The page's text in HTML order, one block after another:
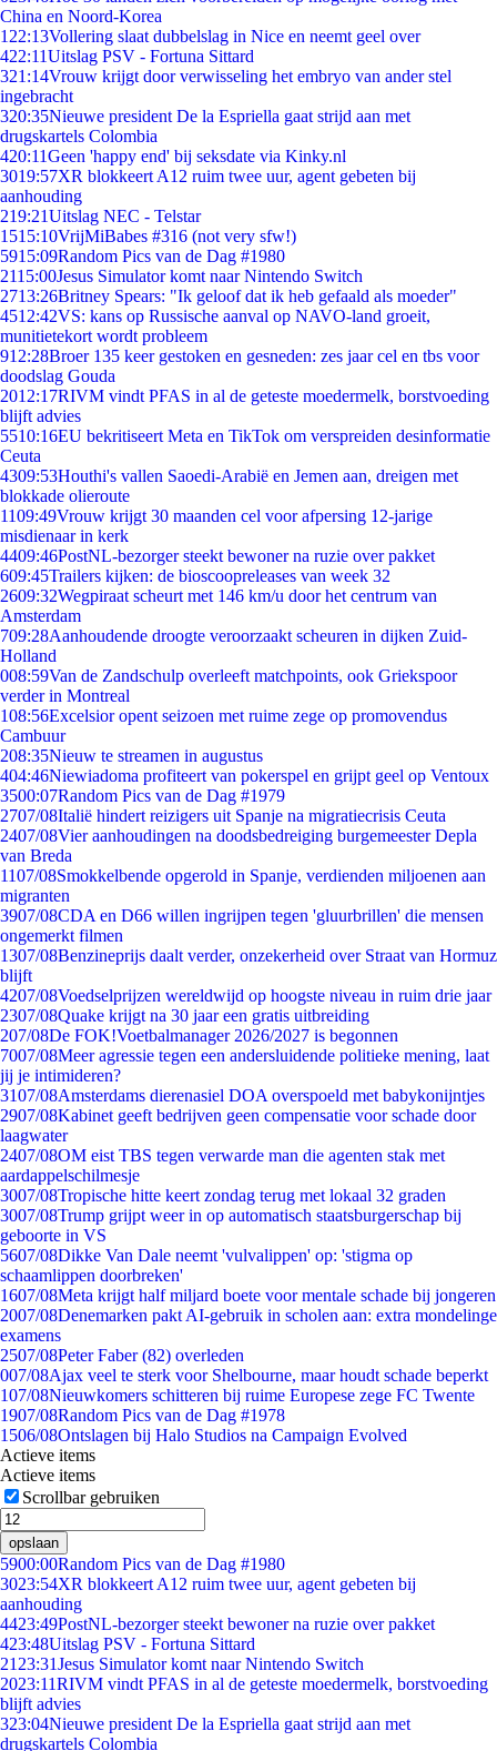
China en Noord-Korea
1 22:13Vollering slaat dubbelslag in Nice en neemt geel over
422:11Uitslag PSV - Fortuna Sittard
321:14Vrouw krijgt door verwisseling het embryo van ander stel
ingebracht
320:35Nieuwe president De la Espriella gaat strijd aan met
drugskartels Colombia
420:11Geen 'happy end' bij seksdate via Kinky.nl
3019:57XR blokkeert A12 ruim twee uur, agent gebeten bij
aanhouding
219:21Uitslag NEC - Telstar
1515:10VrijMiBabes #316 (not very sfw!)
5915:09Random Pics van de Dag #1980
2115:00Jesus Simulator komt naar Nintendo Switch
2713:26Britney Spears: "Ik geloof dat ik heb gefaald als moeder"
4512:42VS: kans op Russische aanval op NAVO-land groeit,
munitietekort wordt probleem
912:28Broer 135 keer gestoken en gesneden: zes jaar cel en tbs voor
doodslag Gouda
2012:17RIVM vindt PFAS in al de geteste moedermelk, borstvoeding
blijft advies
5510:16EU bekritiseert Meta en TikTok om verspreiden desinformatie
Ceuta
4309:53Houthi's vallen Saoedi-Arabië en Jemen aan, dreigen met
blokkade olieroute
1109:49Vrouw krijgt 30 maanden cel voor afpersing 12-jarige
misdienaar in kerk
4409:46PostNL-bezorger steekt bewoner na ruzie over pakket
609:45Trailers kijken: de bioscoopreleases van week 32
2609:32Wegpiraat scheurt met 146 km/u door het centrum van
Amsterdam
709:28Aanhoudende droogte veroorzaakt scheuren in dijken Zuid-
Holland
008:59Van de Zandschulp overleeft matchpoints, ook Griekspoor
verder in Montreal
108:56Excelsior opent seizoen met ruime zege op promovendus
Cambuur
208:35Nieuw te streamen in augustus
404:46Niewiadoma profiteert van pokerspel en grijpt geel op Ventoux
3500:07Random Pics van de Dag #1979
2707/08Italië hindert reizigers uit Spanje na migratiecrisis Ceuta
2407/08Vier aanhoudingen na doodsbedreiging burgemeester Depla
van Breda
1107/08Smokkelbende opgerold in Spanje, verdienden miljoenen aan
migranten
3907/08CDA en D66 willen ingrijpen tegen 'gluurbrillen' die mensen
ongemerkt filmen
1307/08Benzineprijs daalt verder, onzekerheid over Straat van Hormuz
blijft
4207/08Voedselprijzen wereldwijd op hoogste niveau in ruim drie jaar
2307/08Quake krijgt na 30 jaar een gratis uitbreiding
207/08De FOK!Voetbalmanager 2026/2027 is begonnen
7007/08Meer agressie tegen een andersluidende politieke mening, laat
jij je intimideren?
3107/08Amsterdams dierenasiel DOA overspoeld met babykonijntjes
2907/08Kabinet geeft bedrijven geen compensatie voor schade door
laagwater
2407/08OM eist TBS tegen verwarde man die agenten stak met
aardappelschilmesje
3007/08Tropische hitte keert zondag terug met lokaal 32 graden
3007/08Trump grijpt weer in op automatisch staatsburgerschap bij
geboorte in VS
5607/08Dikke Van Dale neemt 'vulvalippen' op: 'stigma op
schaamlippen doorbreken'
1607/08Meta krijgt half miljard boete voor mentale schade bij jongeren
2007/08Denemarken pakt AI-gebruik in scholen aan: extra mondelinge
examens
2507/08Peter Faber (82) overleden
007/08Ajax veel te sterk voor Shelbourne, maar houdt schade beperkt
107/08Nieuwkomers schitteren bij ruime Europese zege FC Twente
1907/08Random Pics van de Dag #1978
1506/08Ontslagen bij Halo Studios na Campaign Evolved
Actieve items
Actieve items
Scrollbar gebruiken
opslaan
5900:00Random Pics van de Dag #1980
3023:54XR blokkeert A12 ruim twee uur, agent gebeten bij
aanhouding
4423:49PostNL-bezorger steekt bewoner na ruzie over pakket
423:48Uitslag PSV - Fortuna Sittard
21 23:31Jesus Simulator komt naar Nintendo Switch
2023:11RIVM vindt PFAS in al de geteste moedermelk, borstvoeding
blijft advies
323:04Nieuwe president De la Espriella gaat strijd aan met
drugskartels Colombia